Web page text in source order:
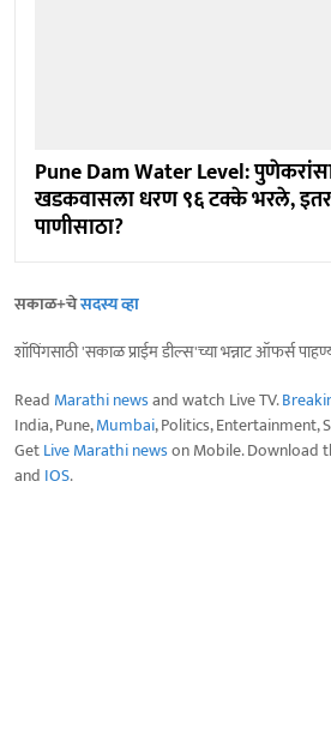
Pune Dam Water Level:
खडकवासला धरण ९६ टक्के भरले,
पाणीसाठा?
सकाळ+चेसदस्य व्हा
शॉपिंगसाठी 'सकाळ प्राईम डील्स'च्या भन्नाट ऑफर्स
Read Marathi newsand watch Live TV.
India, Pune,Mumbai, Politics, Entertainment,
GetLive Marathi newson Mobile. Download
and IOS.